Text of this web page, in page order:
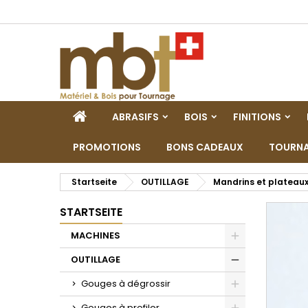
STARTSEITE
ABRASIFS BOIS FINITIONS
PROMOTIONS BONS CADEAUX
Startseite OUTILLAGE Mandrins et plateaux
STARTSEITE
MACHINES
OUTILLAGE
Gouges à dégrossir